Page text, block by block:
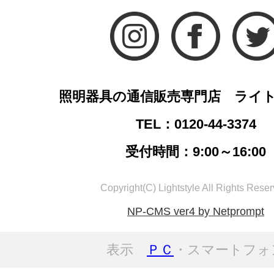
照明器具の通信販売専門店 ライ
TEL：0120-44-3374
受付時間：9:00～16:00
Copyright(C) Lightstyle All Rights
NP-CMS ver4 by Netprompt
表示 ＰＣ ・スマートフ